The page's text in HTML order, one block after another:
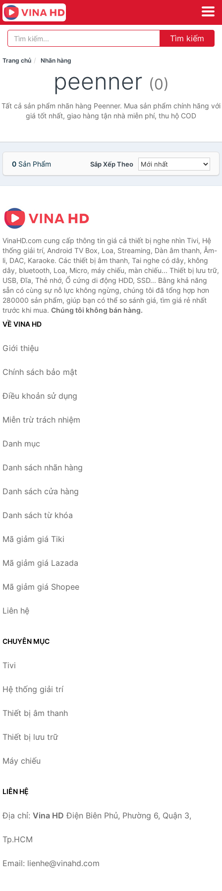
Tìm kiếm
Trang chủ Nhãn hàng
peenner (0)
Tất cả sản phẩm nhãn hàng Peenner. Mua sản phẩm chính hãng với
giá tốt nhất, giao hàng tận nhà miễn phí, thu hộ COD
0 Sản Phẩm Sắp Xếp Theo
VinaHD.com cung cấp thông tin giá cả thiết bị nghe nhìn Tivi, Hệ
thống giải trí, Android TV Box, Loa, Streaming, Dàn âm thanh, Âm-
li, DAC, Karaoke. Các thiết bị âm thanh, Tai nghe có dây, không
dây, bluetooth, Loa, Micro, máy chiếu, màn chiếu... Thiết bị lưu trữ,
USB, Đĩa, Thẻ nhớ, Ổ cứng di động HDD, SSD... Bằng khả năng
sẵn có cùng sự nỗ lực không ngừng, chúng tôi đã tổng hợp hơn
280000 sản phẩm, giúp bạn có thể so sánh giá, tìm giá rẻ nhất
trước khi mua. Chúng tôi không bán hàng.
VỀ VINA HD
Giới thiệu
Chính sách bảo mật
Điều khoản sử dụng
Miễn trừ trách nhiệm
Danh mục
Danh sách nhãn hàng
Danh sách cửa hàng
Danh sách từ khóa
Mã giảm giá Tiki
Mã giảm giá Lazada
Mã giảm giá Shopee
Liên hệ
CHUYÊN MỤC
Tivi
Hệ thống giải trí
Thiết bị âm thanh
Thiết bị lưu trữ
Máy chiếu
LIÊN HỆ
Địa chỉ: Vina HD Điện Biên Phủ, Phường 6, Quận 3,
Tp.HCM
Email: lienhe@vinahd.com